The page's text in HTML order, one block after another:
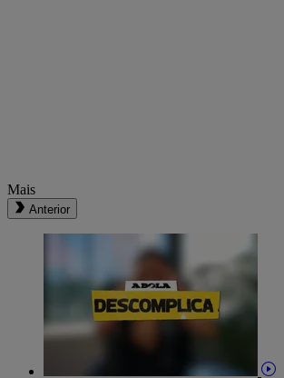
Mais
Anterior